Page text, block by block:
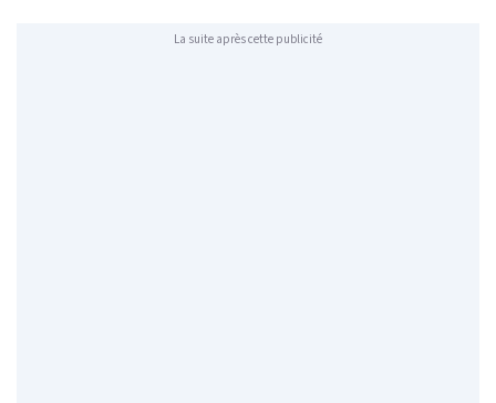
La suite après cette publicité